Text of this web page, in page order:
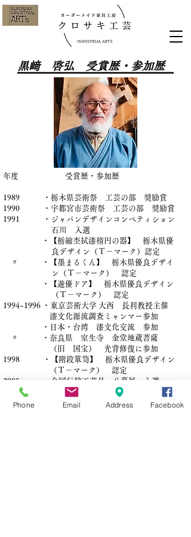
黒﨑 啓弘 受賞歴・参加歴
年度 受賞歴・参加歴
1989 ・栃木県芸術祭 工芸の部 奨励賞
1990 ・宇都宮市芸術祭 工芸の部 奨励賞
1991 ・ジャパンデザインコンペティション
石川 入選
・【栃縮杢拭漆楕円の器】 栃木県優
良デザイン（Ｔ－マーク）認定
〃 ・【墨まるくん】 栃木県優良デザイ
ン（Ｔ－マーク） 認定
・【遊優ドア】 栃木県優良デザイン
（Ｔ－マーク） 認定
1994~1996 ・東京芸術大学 大西 長利教授主催
漆文化源流調査ミャンマー参加
・日本・台湾 漆文化交流 参加
〃 ・奈良県 室生寺 金堂地蔵菩薩
（旧 国宝） 光背修復に参加
1998 ・【階段箪笥】 栃木県優良デザイン
（Ｔ－マーク） 認定
2005 ・全国伝統工芸品 公募展 入選
〃 ・ 【想いを創る衝立】 栃木県優良
デザイン（Ｔ－マーク） 認定
Phone Email Address Facebook